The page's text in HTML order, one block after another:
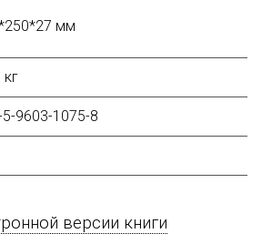
мм
кг
9603-1075-8
версии книги